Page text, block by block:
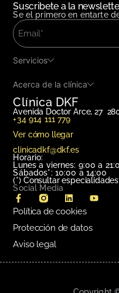
Clínica DKF
Avenida Doctor Arce, 27
+34 914 111 779
Ver cómo llegar
clinicadkf@dkf.es
Horario:
Lunes a viernes: 9:00 a
Sábados*: 10:00 a 14:00
(*) Consultar
Social Media
Suscribete a la
Se el primero en entarte
Servicios
Acerca de la clínica
Política de cookies
Protección de datos
Aviso legal